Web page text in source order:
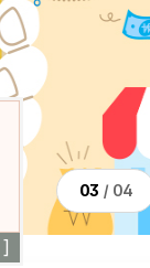
03 / 04